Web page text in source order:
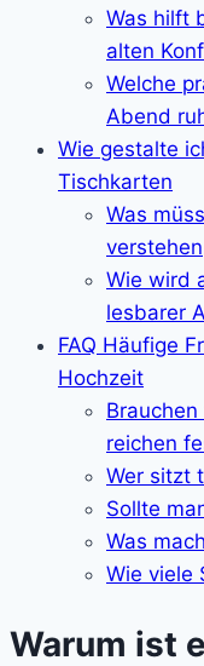
Was hilft
alten
Welche
Abend
Wie gestalte
Tischkarten
Was
verstehen
Wie wird
lesbarer
FAQ Häufige
Hochzeit
reichen
Wer sitzt
Sollte
Was
Wie viele
Warum ist